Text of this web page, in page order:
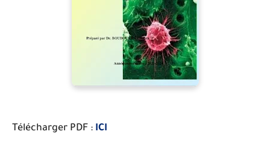
Télécharger PDF : ICI